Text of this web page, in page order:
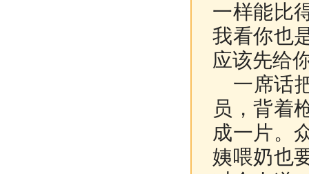
一样能比
我看你也
应该先给
一席话
员，背着
成一片。
姨喂奶也